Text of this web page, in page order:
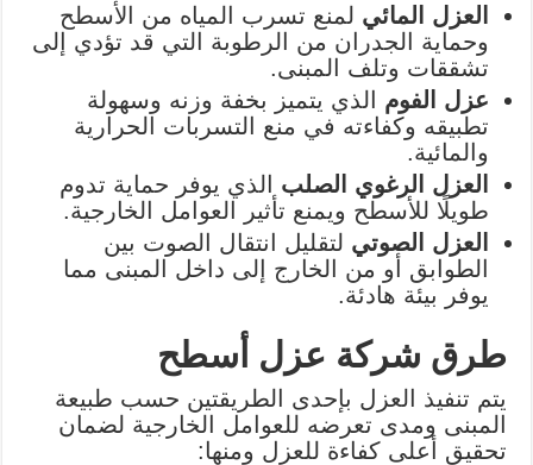
العزل المائي لمنع تسرب المياه من الأسطح
وحماية الجدران من الرطوبة التي قد تؤدي إلى
تشققات وتلف المبنى.
عزل الفوم الذي يتميز بخفة وزنه وسهولة
تطبيقه وكفاءته في منع التسربات الحرارية
والمائية.
العزل الرغوي الصلب الذي يوفر حماية تدوم
طويلًا للأسطح ويمنع تأثير العوامل الخارجية.
العزل الصوتي لتقليل انتقال الصوت بين
الطوابق أو من الخارج إلى داخل المبنى مما
يوفر بيئة هادئة.
طرق شركة عزل أسطح
يتم تنفيذ العزل بإحدى الطريقتين حسب طبيعة
المبنى ومدى تعرضه للعوامل الخارجية لضمان
تحقيق أعلى كفاءة للعزل ومنها: